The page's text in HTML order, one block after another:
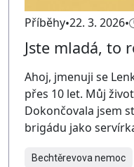
Příběhy 22. 3. 2026
Jste mladá, to
Ahoj, jmenuji se
přes 10 let. Můj
Dokončovala jsem
brigádu jako
Bechtěrevova nemoc